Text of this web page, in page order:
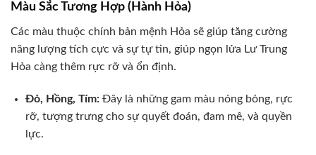
Màu Sắc Tương Hợp (Hành Hỏa)
Các màu thuộc chính bản mệnh Hỏa sẽ giúp tăng cường
năng lượng tích cực và sự tự tin, giúp ngọn lửa Lư Trung
Hỏa càng thêm rực rỡ và ổn định.
Đỏ, Hồng, Tím:Đây là những gam màu nóng bỏng, rực
rỡ, tượng trưng cho sự quyết đoán, đam mê, và quyền
lực.